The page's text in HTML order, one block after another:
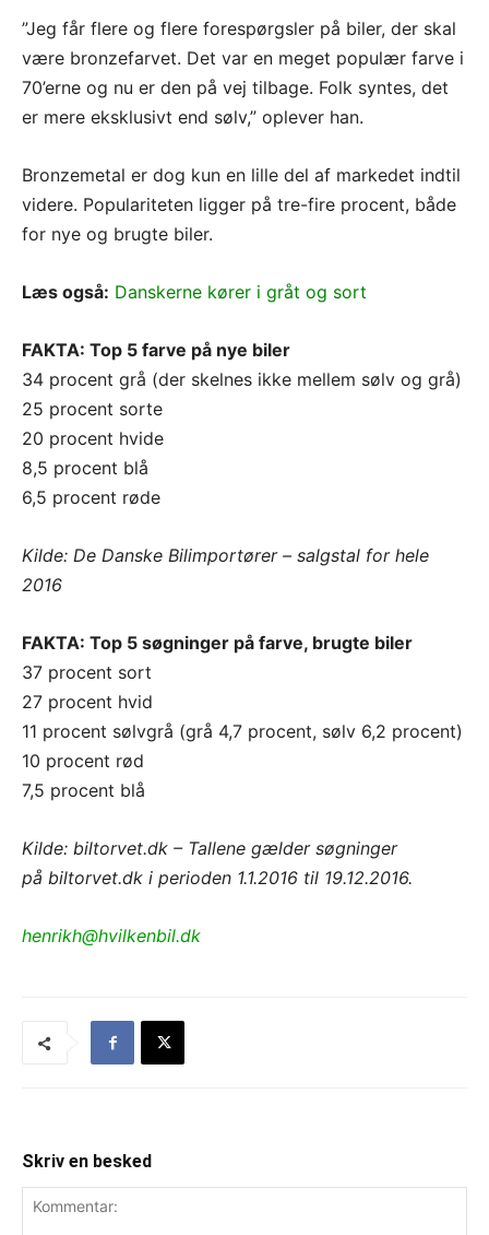
”Jeg får flere og flere forespørgsler på biler, der skal
være bronzefarvet. Det var en meget populær farve i
70’erne og nu er den på vej tilbage. Folk syntes, det
er mere eksklusivt end sølv,” oplever han.
Bronzemetal er dog kun en lille del af markedet indtil
videre. Populariteten ligger på tre-fire procent, både
for nye og brugte biler.
Læs også: Danskerne kører i gråt og sort
FAKTA: Top 5 farve på nye biler
34 procent grå (der skelnes ikke mellem sølv og grå)
25 procent sorte
20 procent hvide
8,5 procent blå
6,5 procent røde
Kilde: De Danske Bilimportører – salgstal for hele
2016
FAKTA: Top 5 søgninger på farve, brugte biler
37 procent sort
27 procent hvid
11 procent sølvgrå (grå 4,7 procent, sølv 6,2 procent)
10 procent rød
7,5 procent blå
Kilde: biltorvet.dk – Tallene gælder søgninger
på biltorvet.dk i perioden 1.1.2016 til 19.12.2016.
henrikh@hvilkenbil.dk
Skriv en besked